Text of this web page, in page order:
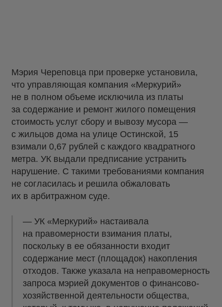
Мэрия Череповца при проверке установила,
что управляющая компания «Меркурий»
не в полном объеме исключила из платы
за содержание и ремонт жилого помещения
стоимость услуг сбору и вывозу мусора —
с жильцов дома на улице Остинской, 15
взимали 0,67 рублей с каждого квадратного
метра. УК выдали предписание устранить
нарушение. С такими требованиями компания
не согласилась и решила обжаловать
их в арбитражном суде.
— УК «Меркурий» настаивала
на правомерности взимания платы,
поскольку в ее обязанности входит
содержание мест (площадок) накопления
отходов. Также указала на неправомерность
запроса мэрией документов о финансово-
хозяйственной деятельности общества,